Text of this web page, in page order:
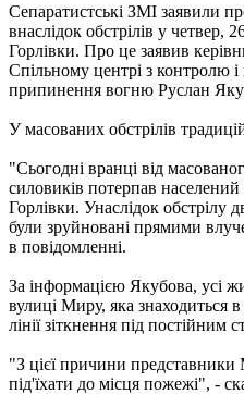
Сепаратистські ЗМІ заявили
внаслідок обстрілів у четвер,
Горлівки. Про це заявив
Спільному центрі з контролю
припинення вогню Руслан
У масованих обстрілів
"Сьогодні вранці від
силовиків потерпав
Горлівки. Унаслідок обстрілу
були зруйновані прямими
в повідомленні.
За інформацією Якубова, усі
вулиці Миру, яка знаходиться в
лінії зіткнення під постійним
"З цієї причини
під'їхати до місця пожежі", -